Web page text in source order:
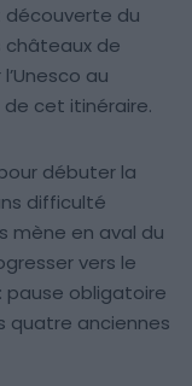
découverte du
châteaux de
au
cet itinéraire.
débuter la
difficulté
mène en aval du
vers le
pause obligatoire
quatre anciennes